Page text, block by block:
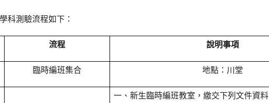
科測驗流程如下：
流程 說明事項
臨時編班集合 地點：川堂
一、新生臨時編班教室，繳交下列文件資料